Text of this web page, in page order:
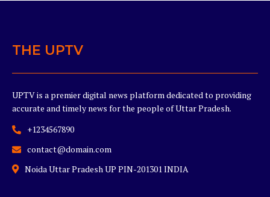
THE UPTV
UPTV is a premier digital news platform dedicated to providing
accurate and timely news for the people of Uttar Pradesh.
+1234567890
contact@domain.com
Noida Uttar Pradesh UP PIN-201301 INDIA